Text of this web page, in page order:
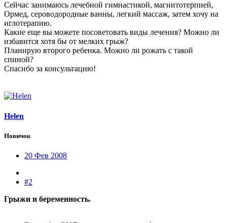
Сейчас занимаюсь лечебной гимнастикой, магнитотерпией,
Ормед, сероводородные ванны, легкий массаж, затем хочу на
иглотерапию.
Какие еще вы можете посоветовать виды лечения? Можно ли
избавится хотя бы от мелких грыж?
Планирую второго ребенка. Можно ли рожать с такой
спиной?
Спасибо за консультацию!
Helen
Новичок
20 Фев 2008
#2
Грыжи и беременность.